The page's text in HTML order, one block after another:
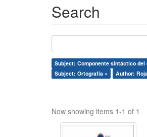
Search
Subject: Componente sintáctico del
Subject: Ortografía ×
Author:
Now showing items 1-1 of 1